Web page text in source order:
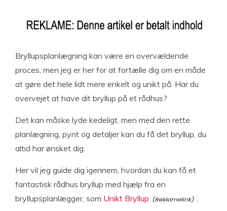
Bryllupsplanlægning kan være en overvældende
proces, men jeg er her for at fortælle dig om en måde
at gøre det hele lidt mere enkelt og unikt på. Har du
overvejet at have dit bryllup på et rådhus?
Det kan måske lyde kedeligt, men med den rette
planlægning, pynt og detaljer kan du få det bryllup, du
altid har ønsket dig.
Her vil jeg guide dig igennem, hvordan du kan få et
fantastisk rådhus bryllup med hjælp fra en
bryllupsplanlægger, som Unikt Bryllup .